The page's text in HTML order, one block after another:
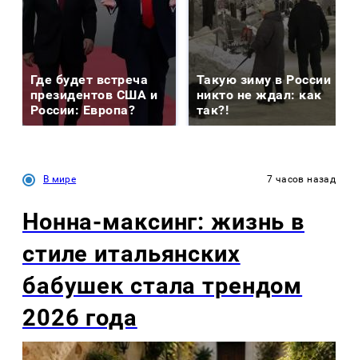
Где будет встреча
президентов США и
России: Европа?
Такую зиму в России
никто не ждал: как
так?!
В мире 7 часов назад
Нонна-максинг: жизнь в
стиле итальянских
бабушек стала трендом
2026 года